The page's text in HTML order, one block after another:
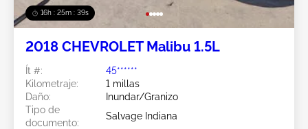
16h : 25m : 37s
2018 CHEVROLET Malibu 1.5L
Ít #:
45******
Kilometraje:
1 millas
Daño:
Inundar/Granizo
Tipo de
documento:
Salvage Indiana